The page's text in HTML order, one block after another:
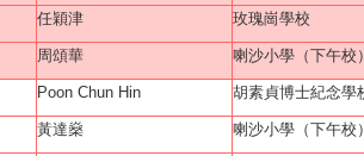
任穎津 玫瑰崗學校
周頌華 喇沙小學（下午校
Poon Chun Hin 胡素貞博士紀念學
黃達燊 喇沙小學（下午校